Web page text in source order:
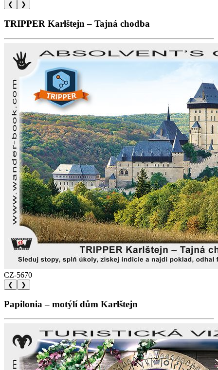
❮ ❯
TRIPPER Karlštejn – Tajná chodba
CZ-5670
❮ ❯
Papilonia – motýlí dům Karlštejn